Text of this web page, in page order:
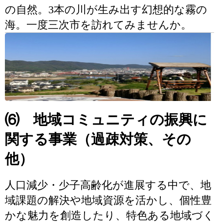
の自然。3本の川が生み出す幻想的な霧の
海。一度三次市を訪れてみませんか。
⑹ 地域コミュニティの振興に
関する事業（過疎対策、その
他）
人口減少・少子高齢化が進展する中で、地
域課題の解決や地域資源を活かし、個性豊
かな魅力を創造したり、特色ある地域づく